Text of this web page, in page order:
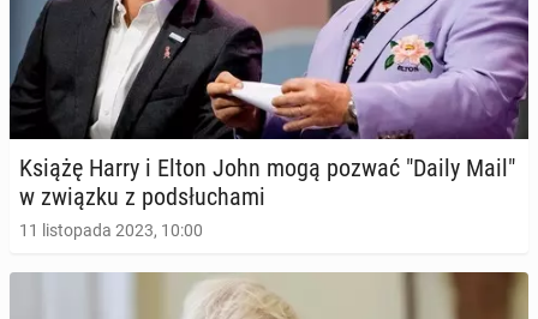
Książę Harry i Elton John mogą pozwać "Daily Mail"
w związku z pod­słu­cha­mi
11 listopada 2023, 10:00